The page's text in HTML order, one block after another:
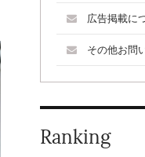
広告掲載に
その他お問
Ranking